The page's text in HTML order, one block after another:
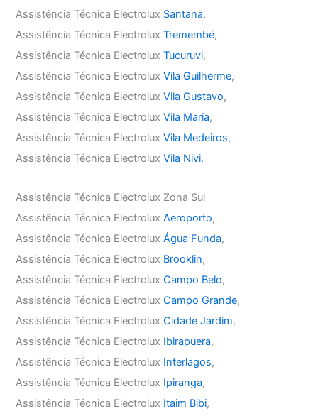
Assistência Técnica Electrolux Santana,
Assistência Técnica ElectroluxTremembé,
Assistência Técnica ElectroluxTucuruvi,
Assistência Técnica ElectroluxVila Guilherme,
Assistência Técnica ElectroluxVila Gustavo,
Assistência Técnica ElectroluxVila Maria,
Assistência Técnica ElectroluxVila Medeiros,
Assistência Técnica ElectroluxVila Nivi.
Assistência Técnica Electrolux Zona Sul
Assistência Técnica ElectroluxAeroporto,
Assistência Técnica ElectroluxÁgua Funda,
Assistência Técnica Electrolux Brooklin,
Assistência Técnica ElectroluxCampo Belo,
Assistência Técnica ElectroluxCampo Grande,
Assistência Técnica ElectroluxCidade Jardim,
Assistência Técnica Electrolux Ibirapuera,
Assistência Técnica Electrolux Interlagos,
Assistência Técnica Electrolux Ipiranga,
Assistência Técnica Electrolux Itaim Bibi,